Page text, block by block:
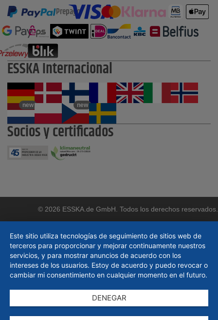
Prepago
ESSKA Internacional
new new
Socios y certificados
© 2026 ESSKA.de GmbH. Todos los derechos reservados.
Este sitio utiliza tecnologías de seguimiento de sitios web de
terceros para proporcionar y mejorar continuamente nuestros
servicios, y para mostrar anuncios de acuerdo con los
intereses de los usuarios. Estoy de acuerdo y puedo revocar o
cambiar mi consentimiento en cualquier momento en el futuro.
DENEGAR